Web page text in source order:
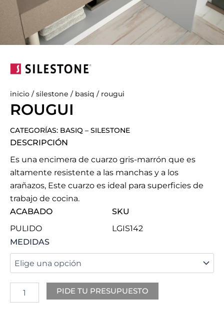
inicio /silestone / basiq / rougui
ROUGUI
CATEGORÍAS: BASIQ – SILESTONE
DESCRIPCIÓN
Es una encimera de cuarzo gris-marrón que es
altamente resistente a las manchas y a los
arañazos, Este cuarzo es ideal para superficies de
trabajo de cocina.
ACABADO
PULIDO
SKU
LGIS142
MEDIDAS
ROUGUI
PIDE TU PRESUPUESTO